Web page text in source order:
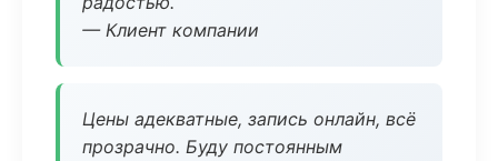
— Клиент компании
Цены адекватные, запись онлайн, всё
прозрачно. Буду постоянным